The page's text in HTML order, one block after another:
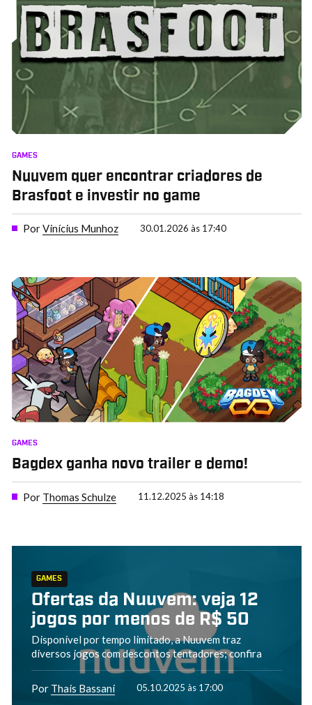
GAMES
Nuuvem quer encontrar criadores de
Brasfoot e investir no game
PorVinícius Munhoz 30.01.2026 às 17:40
GAMES
Bagdex ganha novo trailer e demo!
Por Thomas Schulze 11.12.2025 às 14:18
GAMES
Ofertas da Nuuvem: veja 12
jogos por menos de R$ 50
Disponível por tempo limitado, a Nuuvem traz
diversos jogos com descontos tentadores; confira
Por Thais Bassani 05.10.2025 às 17:00